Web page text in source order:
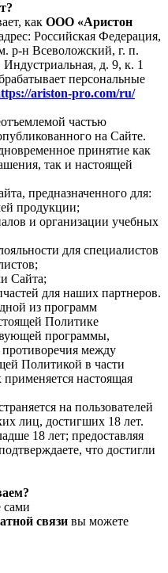
как ООО «Аристон
Российская Федерация,
р-н Всеволожский, г. п.
д. 9, к. 1
персональные
ariston-pro.com/ru/
частью
на Сайте.
принятие как
так и настоящей
предназначенного для:
продукции;
и организации учебных
для специалистов
Сайта;
для наших партнеров.
из программ
Политике
программы,
между
Политикой в части
настоящая
на пользователей
лиц, достигших 18 лет.
18 лет; предоставляя
что достигли
сами
связи вы можете